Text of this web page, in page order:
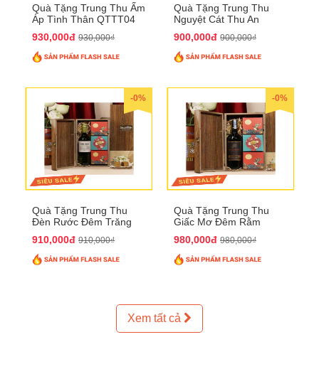
Quà Tặng Trung Thu Ấm
Áp Tình Thân QTTT04
930,000đ 930,000₫
Quà Tặng Trung Thu
Nguyệt Cát Thu An
900,000đ 900,000₫
-0%
Quà Tặng Trung Thu
Đèn Rước Đêm Trăng
910,000đ 910,000₫
-0%
Quà Tặng Trung Thu
Giấc Mơ Đêm Rằm
980,000đ 980,000₫
Xem tất cả